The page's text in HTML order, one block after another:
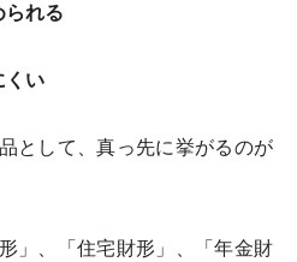
れる
くい
として、真っ先に挙がるのが
」、「住宅財形」、「年金財